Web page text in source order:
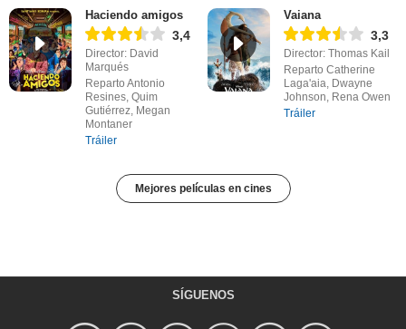
Haciendo amigos
3,4
Director: David
Marqués
Reparto Antonio
Resines, Quim
Gutiérrez, Megan
Montaner
Tráiler
Vaiana
3,3
Director: Thomas Kail
Reparto Catherine
Laga'aia, Dwayne
Johnson, Rena Owen
Tráiler
Mejores películas en cines
SÍGUENOS